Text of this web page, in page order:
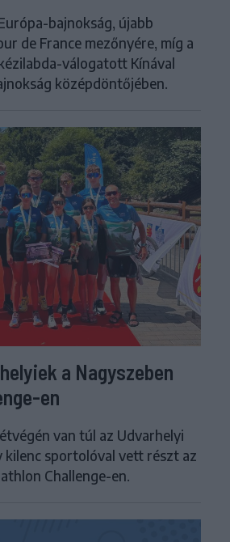
bajnokság, újabb
de France mezőnyére, míg a
válogatott Kínával
középdöntőjében.
a Nagyszeben
en
van túl az Udvarhelyi
kilenc sportolóval vett részt az
Challenge-en.